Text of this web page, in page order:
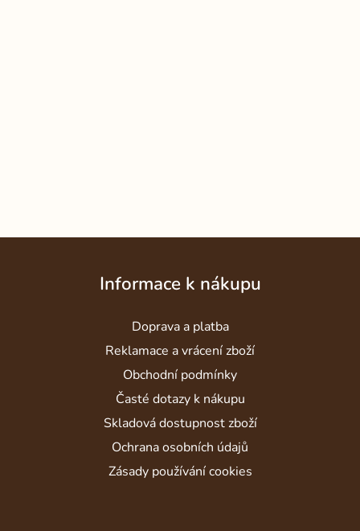
Informace k nákupu
Doprava a platba
Reklamace a vrácení zboží
Obchodní podmínky
Časté dotazy k nákupu
Skladová dostupnost zboží
Ochrana osobních údajů
Zásady používání cookies